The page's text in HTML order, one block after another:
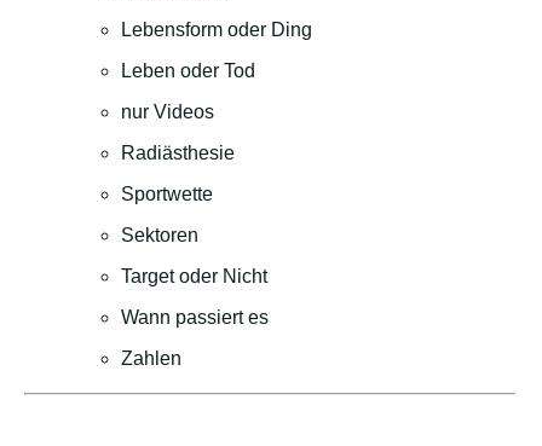
Lebensform oder Ding
Leben oder Tod
nur Videos
Radiästhesie
Sportwette
Sektoren
Target oder Nicht
Wann passiert es
Zahlen